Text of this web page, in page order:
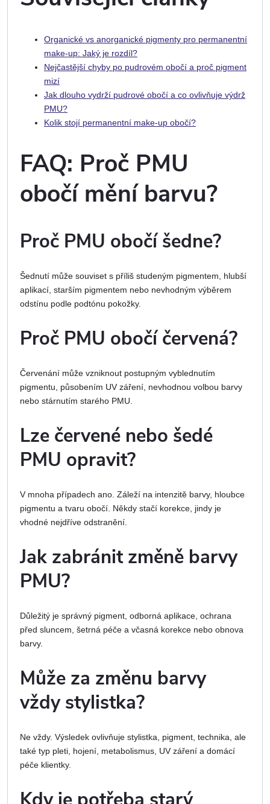
Organické vs anorganické pigmenty pro permanentní
make-up: Jaký je rozdíl?
Nejčastější chyby po pudrovém obočí a proč pigment
mizí
Jak dlouho vydrží pudrové obočí a co ovlivňuje výdrž
PMU?
Kolik stojí permanentní make-up obočí?
FAQ: Proč PMU
obočí mění barvu?
Proč PMU obočí šedne?
Šednutí může souviset s příliš studeným pigmentem, hlubší
aplikací, starším pigmentem nebo nevhodným výběrem
odstínu podle podtónu pokožky.
Proč PMU obočí červená?
Červenání může vzniknout postupným vyblednutím
pigmentu, působením UV záření, nevhodnou volbou barvy
nebo stárnutím starého PMU.
Lze červené nebo šedé
PMU opravit?
V mnoha případech ano. Záleží na intenzitě barvy, hloubce
pigmentu a tvaru obočí. Někdy stačí korekce, jindy je
vhodné nejdříve odstranění.
Jak zabránit změně barvy
PMU?
Důležitý je správný pigment, odborná aplikace, ochrana
před sluncem, šetrná péče a včasná korekce nebo obnova
barvy.
Může za změnu barvy
vždy stylistka?
Ne vždy. Výsledek ovlivňuje stylistka, pigment, technika, ale
také typ pleti, hojení, metabolismus, UV záření a domácí
péče klientky.